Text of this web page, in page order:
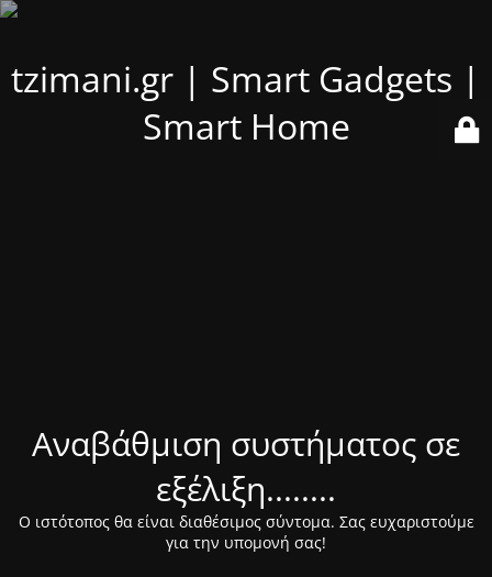
tzimani.gr | Smart Gadgets |
Smart Home
Αναβάθμιση συστήματος σε
εξέλιξη........
Ο ιστότοπος θα είναι διαθέσιμος σύντομα. Σας ευχαριστούμε
για την υπομονή σας!